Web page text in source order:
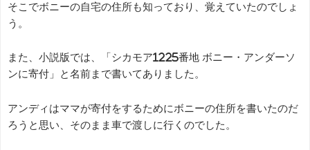
そこでボニーの自宅の住所も知っており、覚えていたのでしょ
う。
また、小説版では、「シカモア1225番地 ボニー・アンダーソ
ンに寄付」と名前まで書いてありました。
アンディはママが寄付をするためにボニーの住所を書いたのだ
ろうと思い、そのまま車で渡しに行くのでした。